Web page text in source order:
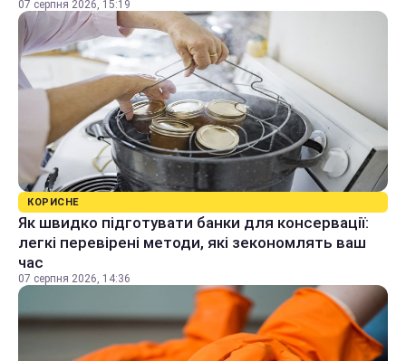
07 серпня 2026, 15:19
КОРИСНЕ
Як швидко підготувати банки для консервації:
легкі перевірені методи, які зекономлять ваш
час
07 серпня 2026, 14:36